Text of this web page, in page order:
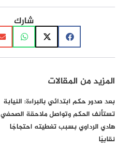
شارك
المزيد من المقالات
بعد صدور حكم ابتدائي بالبراءة: النيابة
تستأنف الحكم وتواصل ملاحقة الصحفي
هادي الرداوي بسبب تغطيته احتجاجًا
نقابيًا